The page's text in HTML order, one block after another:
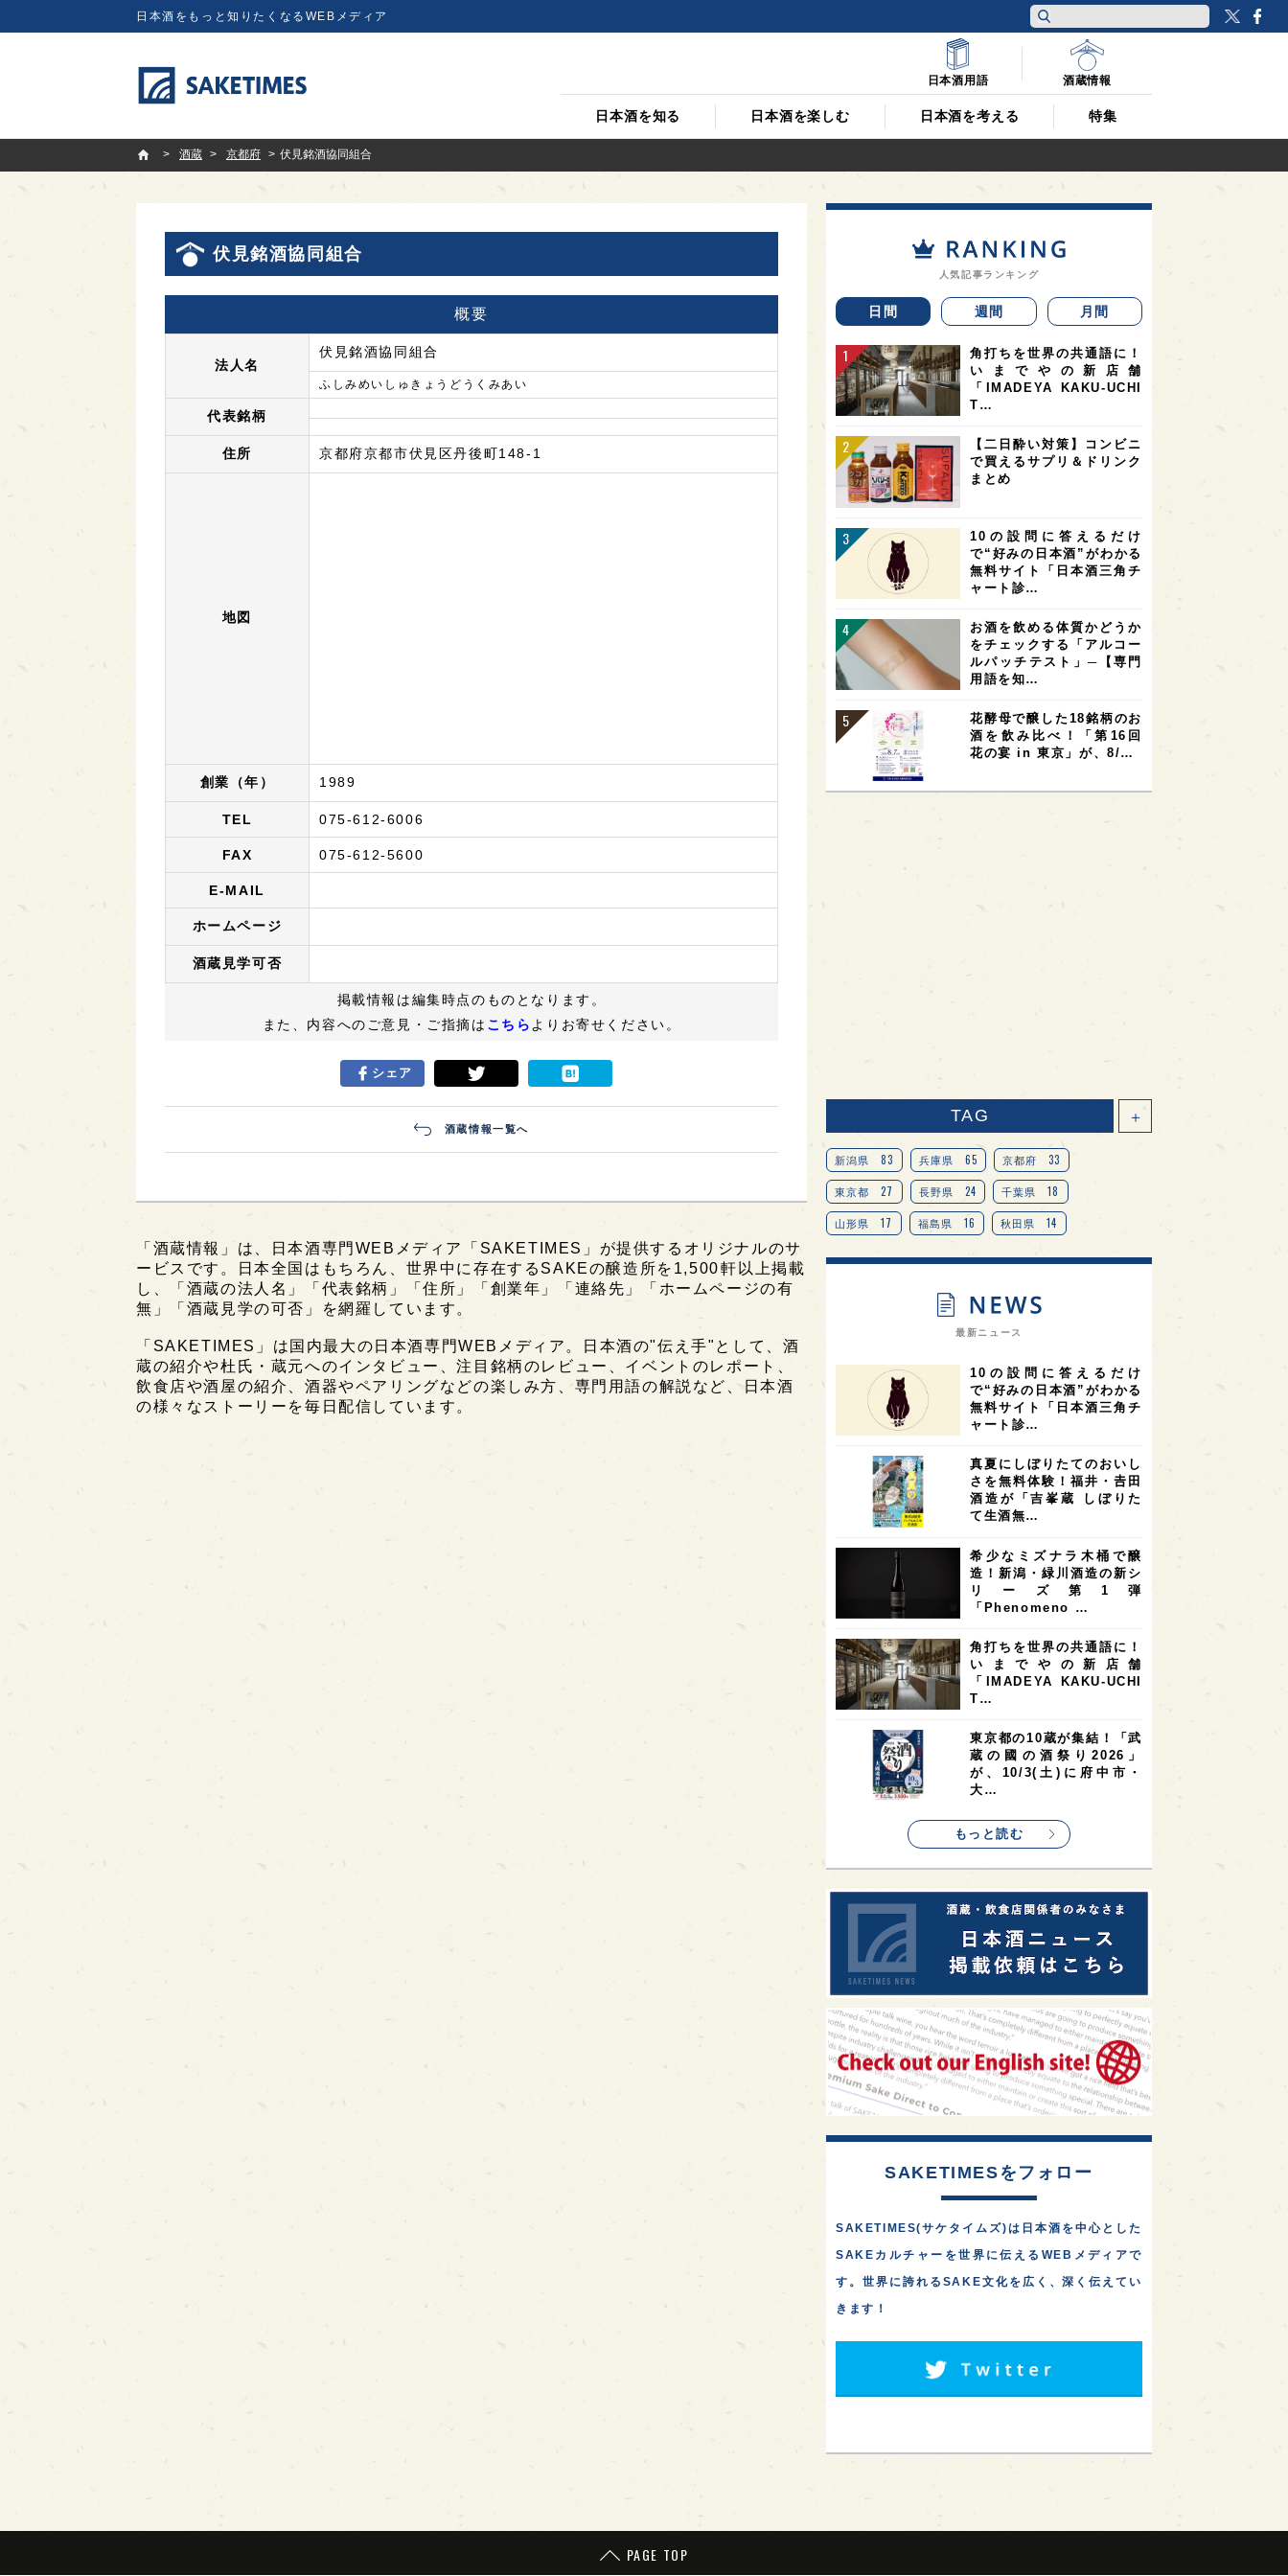
日本酒をもっと知りたくなるWEBメディア
日本酒を知る 日本酒を楽しむ 日本酒を考える 特集
日本酒用語 酒蔵情報
SAKETIMES
酒蔵
京都府 伏見銘酒協同組合
伏見銘酒協同組合
概要
法人名
伏見銘酒協同組合
ふしみめいしゅきょうどうくみあい
代表銘柄
住所 京都府京都市伏見区丹後町148-1
地図
創業（年） 1989
TEL 075-612-6006
FAX 075-612-5600
E-MAIL
ホームページ
酒蔵見学可否
掲載情報は編集時点のものとなります。
また、内容へのご意見・ご指摘は こちら よりお寄せください。
シェア
酒蔵情報一覧へ
「酒蔵情報」は、日本酒専門WEBメディア「SAKETIMES」が提供するオリジナルのサ
ービスです。日本全国はもちろん、世界中に存在するSAKEの醸造所を1,500軒以上掲載
し、「酒蔵の法人名」「代表銘柄」「住所」「創業年」「連絡先」「ホームページの有
無」「酒蔵見学の可否」を網羅しています。
「SAKETIMES」は国内最大の日本酒専門WEBメディア。日本酒の"伝え手"として、酒
蔵の紹介や杜氏・蔵元へのインタビュー、注目銘柄のレビュー、イベントのレポート、
飲食店や酒屋の紹介、酒器やペアリングなどの楽しみ方、専門用語の解説など、日本酒
の様々なストーリーを毎日配信しています。
人気記事ランキング
日間 週間 月間
角打ちを世界の共通語に！
いまでやの新店舗
「IMADEYA KAKU-UCHI
T…
【二日酔い対策】コンビニ
で買えるサプリ＆ドリンク
まとめ
10の設問に答えるだけ
で“好みの日本酒”がわかる
無料サイト「日本酒三角チ
ャート診…
お酒を飲める体質かどうか
をチェックする「アルコー
ルパッチテスト」─【専門
用語を知…
花酵母で醸した18銘柄のお
酒を飲み比べ！「第16回
花の宴 in 東京」が、8/…
TAG ＋
新潟県 83 兵庫県 65 京都府 33
東京都 27 長野県 24 千葉県 18
山形県 17 福島県 16 秋田県 14
愛知県 14 宮城県 14 岐阜県 13
オピニオンリーダーの視点 9
奈良県 滋賀県 7 和歌山県 6
富山県 6 フランス 6 高知県 5 島根県 5
4 アメリカ 4 神奈川県 4
4 三重県 大阪府 3
オーストラリア 台湾 2 アジア 2
SAKEの時代を生きる 静岡県 1 長崎県
全蔵めぐり 1 シンガポール 1 カナダ 1
群馬県 1 熊本県 徳島県
イギリス 1 ノルウェー 1 新宿区 1
歌舞伎町 1 1 鳥取県 1
saketimes_image_4
最新ニュース
10の設問に答えるだけ
で“好みの日本酒”がわかる
無料サイト「日本酒三角チ
ャート診…
真夏にしぼりたてのおいし
さを無料体験！福井・𠮷田
酒造が「吉峯蔵 しぼりた
て生酒無…
希少なミズナラ木桶で醸
造！新潟・緑川酒造の新シ
リーズ第1弾
「Phenomeno …
角打ちを世界の共通語に！
いまでやの新店舗
「IMADEYA KAKU-UCHI
T…
東京都の10蔵が集結！「武
蔵の國の酒祭り2026」
が、10/3(土)に府中市・
大…
もっと読む
SAKETIMESをフォロー
SAKETIMES(サケタイムズ)は日本酒を中心とした
SAKEカルチャーを世界に伝えるWEBメディアで
す。世界に誇れるSAKE文化を広く、深く伝えてい
きます！
PAGE TOP